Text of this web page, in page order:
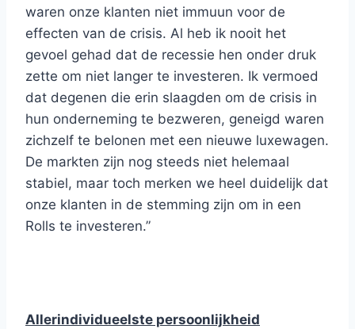
waren onze klanten niet immuun voor de
effecten van de crisis. Al heb ik nooit het
gevoel gehad dat de recessie hen onder druk
zette om niet langer te investeren. Ik vermoed
dat degenen die erin slaagden om de crisis in
hun onderneming te bezweren, geneigd waren
zichzelf te belonen met een nieuwe luxewagen.
De markten zijn nog steeds niet helemaal
stabiel, maar toch merken we heel duidelijk dat
onze klanten in de stemming zijn om in een
Rolls te investeren.”
Allerindividueelste persoonlijkheid